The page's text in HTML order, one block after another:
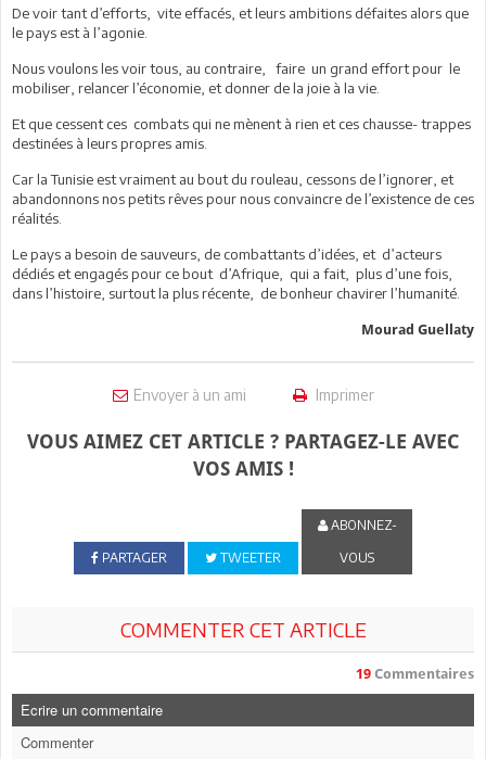
De voir tant d’efforts, vite effacés, et leurs ambitions défaites alors que
le pays est à l’agonie.
Nous voulons les voir tous, au contraire, faire un grand effort pour le
mobiliser, relancer l’économie, et donner de la joie à la vie.
Et que cessent ces combats qui ne mènent à rien et ces chausse- trappes
destinées à leurs propres amis.
Car la Tunisie est vraiment au bout du rouleau, cessons de l’ignorer, et
abandonnons nos petits rêves pour nous convaincre de l’existence de ces
réalités.
Le pays a besoin de sauveurs, de combattants d’idées, et d’acteurs
dédiés et engagés pour ce bout d’Afrique, qui a fait, plus d’une fois,
dans l’histoire, surtout la plus récente, de bonheur chavirer l’humanité.
Mourad Guellaty
Envoyer à un ami Imprimer
VOUS AIMEZ CET ARTICLE ? PARTAGEZ-LE AVEC
VOS AMIS !
PARTAGER TWEETER
ABONNEZ-
VOUS
COMMENTER CET ARTICLE
19 Commentaires
Ecrire un commentaire
Commenter